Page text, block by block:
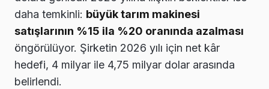
daha temkinli: büyük tarım makinesi
satışlarının %15 ila %20 oranında azalması
öngörülüyor. Şirketin 2026 yılı için net kâr
hedefi, 4 milyar ile 4,75 milyar dolar arasında
belirlendi.